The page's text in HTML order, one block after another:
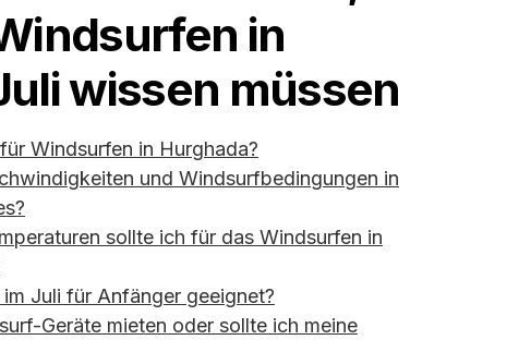
in
wissen müssen
Windsurfen in Hurghada?
und Windsurfbedingungen in
sollte ich für das Windsurfen in
Juli für Anfänger geeignet?
Geräte mieten oder sollte ich meine